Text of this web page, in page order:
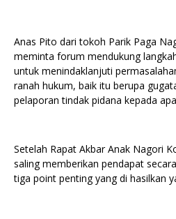
Anas Pito dari tokoh Parik Paga
meminta forum mendukung
untuk menindaklanjuti
ranah hukum, baik itu berupa
pelaporan tindak pidana kepada
Setelah Rapat Akbar Anak Nagori
saling memberikan pendapat
tiga point penting yang di hasilkan